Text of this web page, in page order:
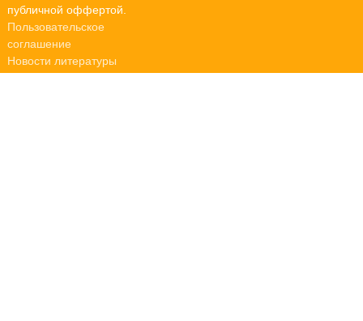
публичной оффертой.
Пользовательское
соглашение
Новости литературы